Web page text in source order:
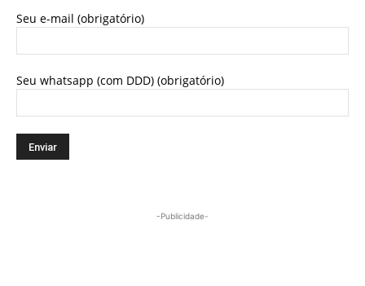
Seu e-mail (obrigatório)
Seu whatsapp (com DDD) (obrigatório)
-Publicidade-